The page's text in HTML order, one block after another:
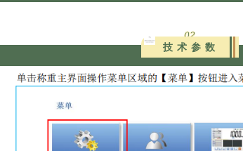
02
技 术 参 数